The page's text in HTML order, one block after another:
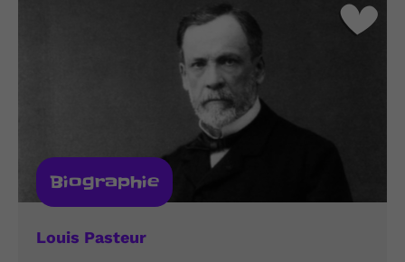
Biographie
Louis Pasteur